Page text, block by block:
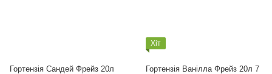
Гортензія Сандей Фрейз 20л
Хіт
Гортензія Ванілла Фрейз 20л 7